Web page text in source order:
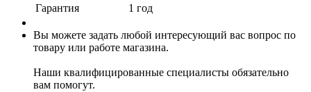
Гарантия
1 год
Вы можете задать любой интересующий вас вопрос по
товару или работе магазина.
Наши квалифицированные специалисты обязательно
вам помогут.